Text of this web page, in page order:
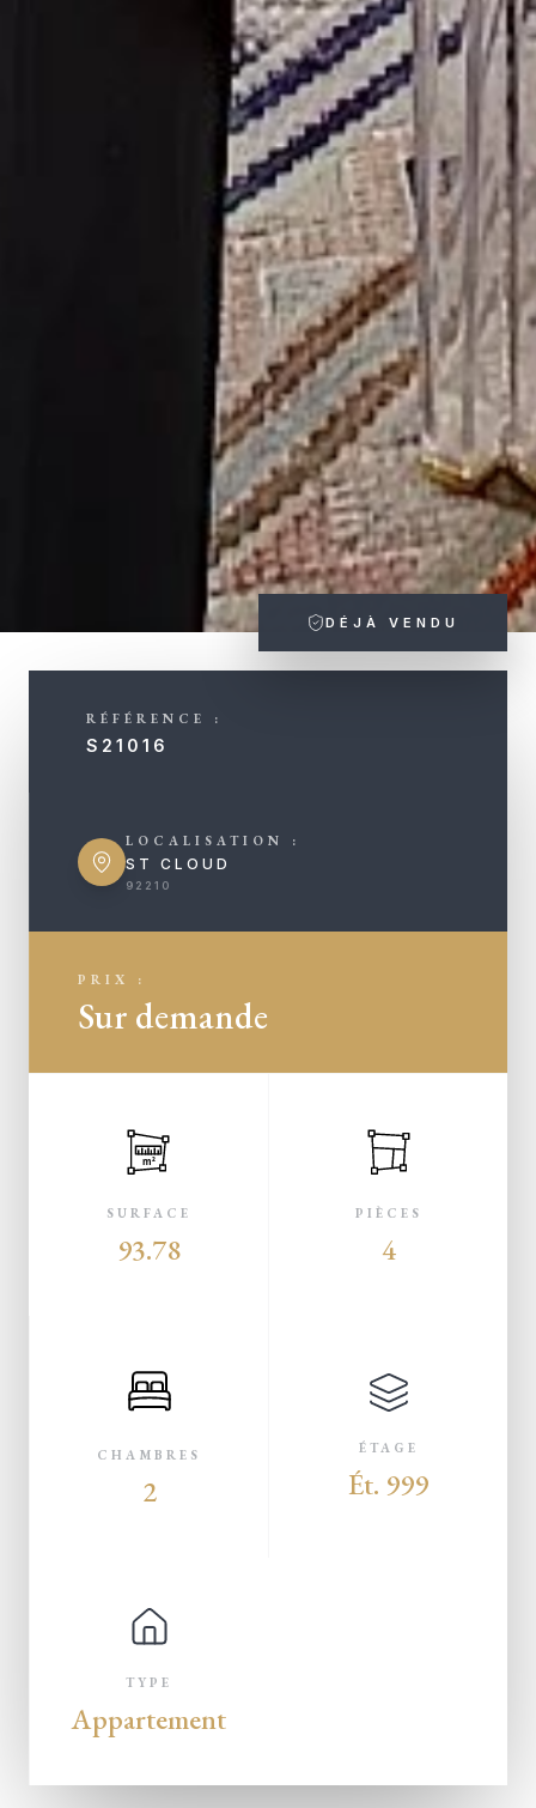
DÉJÀ VENDU
RÉFÉRENCE :
S21016
LOCALISATION :
ST CLOUD
92210
PRIX :
Sur demande
m²
SURFACE
93.78
PIÈCES
4
CHAMBRES
2
ÉTAGE
Ét. 999
TYPE
Appartement